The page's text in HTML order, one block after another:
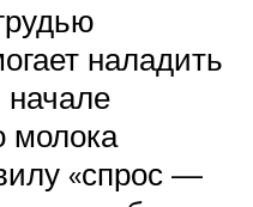
наладить
молока
«спрос —